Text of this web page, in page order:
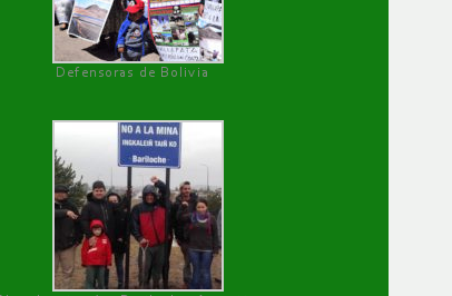
Defensoras de Bolivia